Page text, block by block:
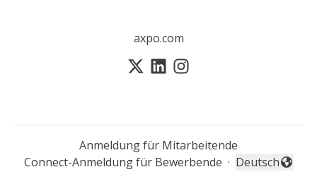
axpo.com
Anmeldung für Mitarbeitende
Connect-Anmeldung für Bewerbende · Sprache
Deutsch